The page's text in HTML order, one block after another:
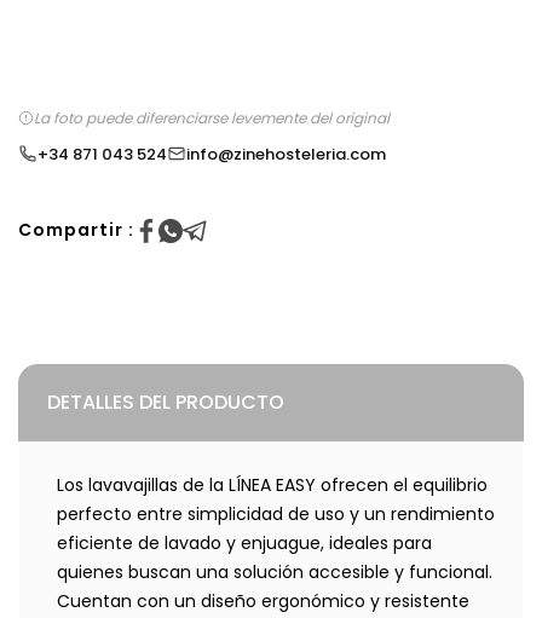
La foto puede diferenciarse levemente del original
+34 871 043 524 info@zinehosteleria.com
Compartir :
DETALLES DEL PRODUCTO
Los lavavajillas de la LÍNEA EASY ofrecen el equilibrio
perfecto entre simplicidad de uso y un rendimiento
eficiente de lavado y enjuague, ideales para
quienes buscan una solución accesible y funcional.
Cuentan con un diseño ergonómico y resistente